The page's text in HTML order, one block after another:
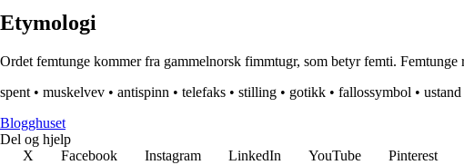
Etymologi
Ordet femtunge kommer fra gammelnorsk fimmtugr, som betyr femti.
spent • muskelvev • antispinn • telefaks • stilling • gotikk • fallossymbol • ustand
Blogghuset
Del og hjelp
X
Facebook Instagram LinkedIn YouTube Pinterest